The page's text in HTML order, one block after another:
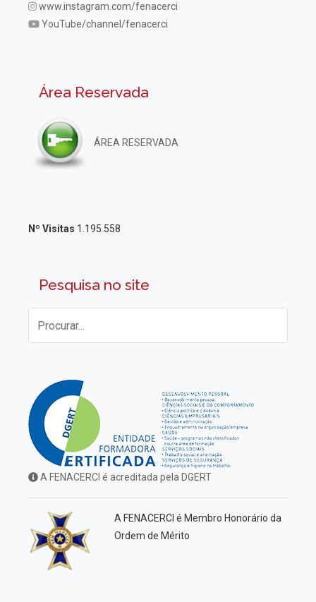
www.instagram.com/fenacerci
YouTube/channel/fenacerci
Área Reservada
ÁREA RESERVADA
Nº Visitas 1.195.558
Pesquisa no site
A FENACERCI é acreditada pela DGERT
A FENACERCI é Membro Honorário da
Ordem de Mérito